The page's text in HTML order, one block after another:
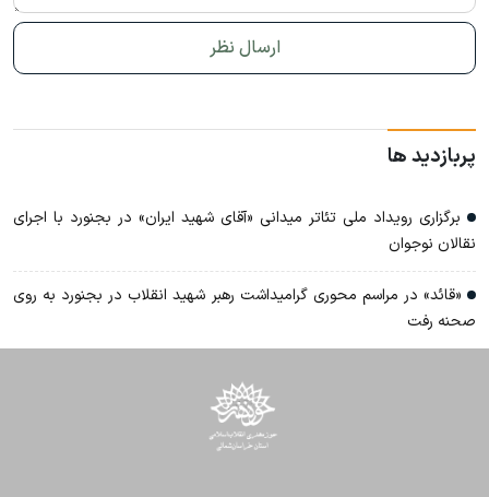
پربازدید ها
برگزاری رویداد ملی تئاتر میدانی «آقای شهید ایران» در بجنورد با اجرای
نقالان نوجوان
«قائد» در مراسم محوری گرامیداشت رهبر شهید انقلاب در بجنورد به روی
صحنه رفت